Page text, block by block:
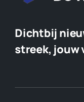
Dichtbij
streek, jouw